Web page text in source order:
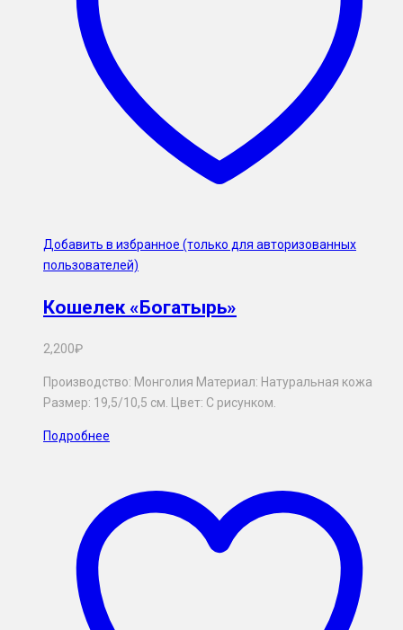
Добавить в избранное (только для авторизованных
пользователей)
Кошелек «Богатырь»
2,200₽
Производство: Монголия Материал: Натуральная кожа
Размер: 19,5/10,5 см. Цвет: С рисунком.
Подробнее